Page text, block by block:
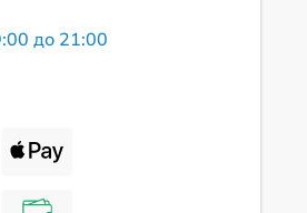
до 21:00